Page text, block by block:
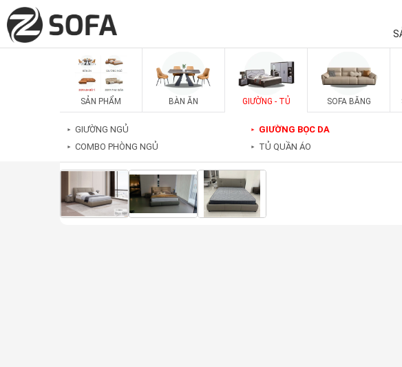
SẢN PHẨM BÀN ĂN GIƯỜNG - TỦ SOFA BĂNG
► GIƯỜNG NGỦ
► COMBO PHÒNG NGỦ
► GIƯỜNG BỌC DA
► TỦ QUẦN ÁO